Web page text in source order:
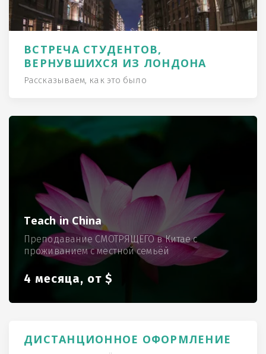
ВСТРЕЧА СТУДЕНТОВ,
ВЕРНУВШИХСЯ ИЗ ЛОНДОНА
Рассказываем, как это было
Teach in China
Преподавание СМОТРЯЩЕГО в Китае с
проживанием с местной семьёй
4 месяца, от $
ДИСТАНЦИОННОЕ ОФОРМЛЕНИЕ